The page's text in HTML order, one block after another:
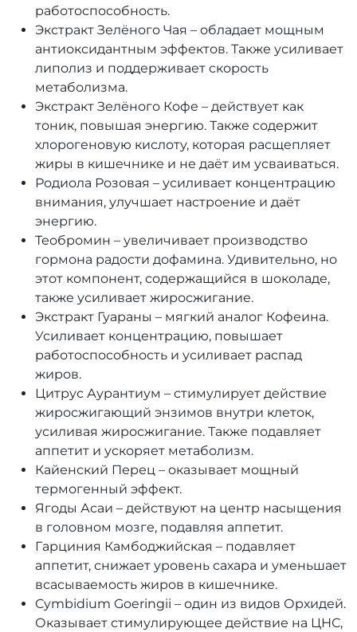
работоспособность.
Экстракт Зелёного Чая – обладает мощным
антиоксидантным эффектов. Также усиливает
липолиз и поддерживает скорость
метаболизма.
Экстракт Зелёного Кофе – действует как
тоник, повышая энергию. Также содержит
хлорогеновую кислоту, которая расщепляет
жиры в кишечнике и не даёт им усваиваться.
Родиола Розовая – усиливает концентрацию
внимания, улучшает настроение и даёт
энергию.
Теобромин – увеличивает производство
гормона радости дофамина. Удивительно, но
этот компонент, содержащийся в шоколаде,
также усиливает жиросжигание.
Экстракт Гуараны – мягкий аналог Кофеина.
Усиливает концентрацию, повышает
работоспособность и усиливает распад
жиров.
Цитрус Аурантиум – стимулирует действие
жиросжигающий энзимов внутри клеток,
усиливая жиросжигание. Также подавляет
аппетит и ускоряет метаболизм.
Кайенский Перец – оказывает мощный
термогенный эффект.
Ягоды Асаи – действуют на центр насыщения
в головном мозге, подавляя аппетит.
Гарциния Камбоджийская – подавляет
аппетит, снижает уровень сахара и уменьшает
всасываемость жиров в кишечнике.
Cymbidium Goeringii – один из видов Орхидей.
Оказывает стимулирующее действие на ЦНС,